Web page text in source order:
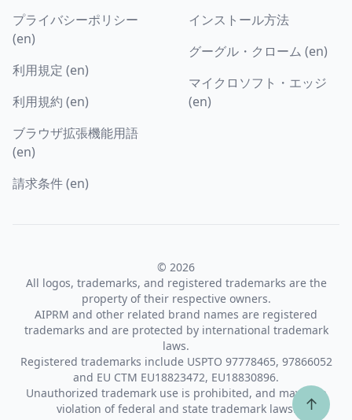
プライバシーポリシー
(en)
利用規定 (en)
利用規約 (en)
ブラウザ拡張機能用語
(en)
請求条件 (en)
インストール方法
グーグル・クローム (en)
マイクロソフト・エッジ
(en)
© 2026
All logos, trademarks, and registered trademarks are the
property of their respective owners.
AIPRM and other related brand names are registered
trademarks and are protected by international trademark
laws.
Registered trademarks include USPTO 97778465, 97866052
and EU CTM EU18823472, EU18830896.
Unauthorized trademark use is prohibited, and may be a
violation of federal and state trademark laws.
↑